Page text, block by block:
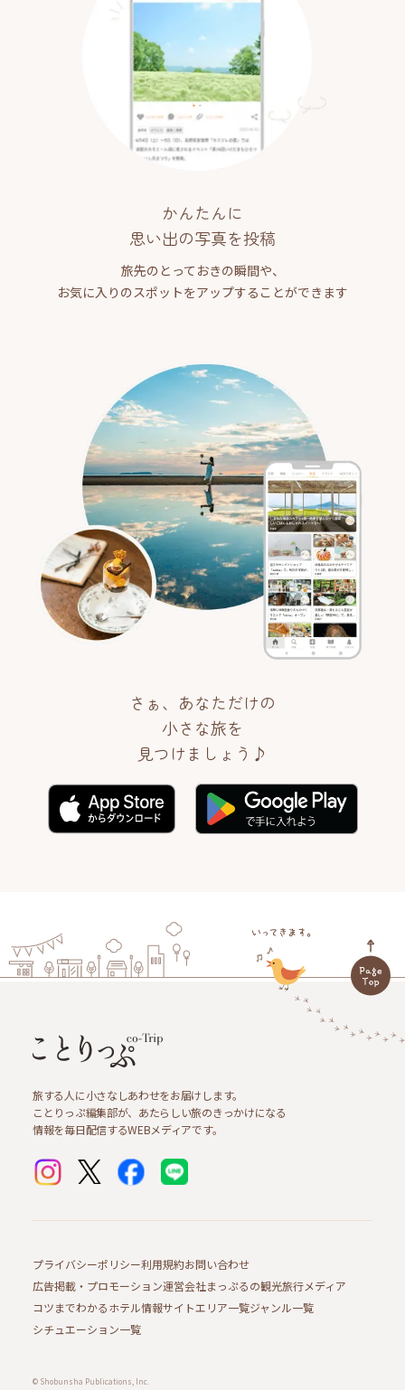
かんたんに
思い出の写真を投稿
旅先のとっておきの瞬間や、
お気に入りのスポットをアップすることができます
さぁ、あなただけの
小さな旅を
見つけましょう♪
旅する人に小さなしあわせをお届けします。
ことりっぷ編集部が、あたらしい旅のきっかけになる
情報を毎日配信するWEBメディアです。
プライバシーポリシー利用規約お問い合わせ
広告掲載・プロモーション運営会社まっぷるの観光旅行メディア
コツまでわかるホテル情報サイトエリア一覧ジャンル一覧
シチュエーション一覧
© Shobunsha Publications, Inc.